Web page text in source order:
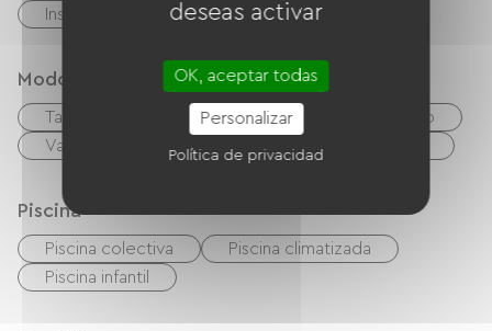
Instalaciones sanitarias comunes
Modos de paiement
Tarjeta De Crédito cheques
Efectivo
Vales de vacaciones (ANCV)
Piscina
Piscina colectiva
Piscina climatizada
Piscina infantil
deseas activar
OK, aceptar todas
Personalizar
Política de privacidad